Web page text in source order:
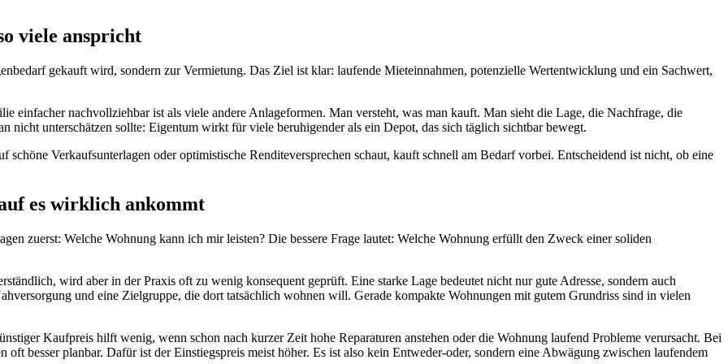
viele anspricht
gekauft wird, sondern zur Vermietung. Das Ziel ist klar: laufende Mieteinnahmen, potenzielle Wertentwicklung und ein Sachwert,
einfacher nachvollziehbar ist als viele andere Anlageformen. Man versteht, was man kauft. Man sieht die Lage, die Nachfrage, die
nicht unterschätzen sollte: Eigentum wirkt für viele beruhigender als ein Depot, das sich täglich sichtbar bewegt.
Verkaufsunterlagen oder optimistische Renditeversprechen schaut, kauft schnell am Bedarf vorbei. Entscheidend ist nicht, ob eine
es wirklich ankommt
zuerst: Welche Wohnung kann ich mir leisten? Die bessere Frage lautet: Welche Wohnung erfüllt den Zweck einer soliden
wird aber in der Praxis oft zu wenig konsequent geprüft. Eine starke Lage bedeutet nicht nur gute Adresse, sondern auch
und eine Zielgruppe, die dort tatsächlich wohnen will. Gerade kompakte Wohnungen mit gutem Grundriss sind in vielen
Kaufpreis hilft wenig, wenn schon nach kurzer Zeit hohe Reparaturen anstehen oder die Wohnung laufend Probleme verursacht. Bei
besser planbar. Dafür ist der Einstiegspreis meist höher. Es ist also kein Entweder-oder, sondern eine Abwägung zwischen laufendem